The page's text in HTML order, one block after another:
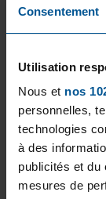
Consentement
Utilisation
Nous et nos
personnelles,
technologies
à des
publicités et du
mesures de